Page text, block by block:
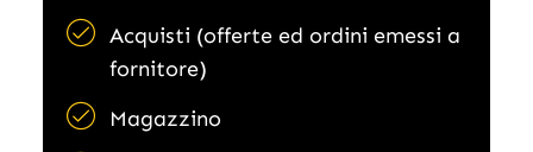
Acquisti (offerte ed ordini emessi a
fornitore)
Magazzino